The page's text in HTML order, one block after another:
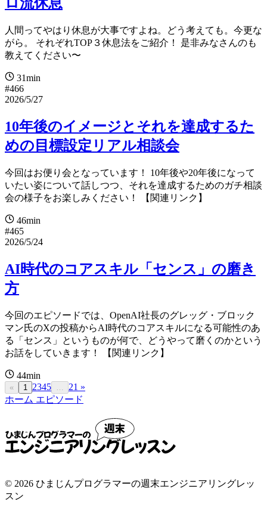
人間ってやはり休息が大事ですよね。どう考えても。今更な
がら。 それぞれTOP３休息法をご紹介！ 是非みなさんのも
教えてください〜
31min
#466
2026/5/27
10年後のイメージとそれを達成するた
めの目標設定リアル相談会
今回はお便り会となっています！ 10年後や20年後になって
いたい姿について話しつつ、それを達成するためのガチ相談
会の様子をお楽しみください！ 【関連リンク】
46min
#465
2026/5/24
AI時代のコアスキル「センス」の磨き
方
今回のエピソードでは、OpenAI社長のグレッグ・ブロック
マン氏のXの投稿からAI時代のコアスキルになる可能性のあ
る「センス」というものが何で、どうやって磨くのかという
お話をしていきます！ 【関連リンク】
44min
« 1 2345 21 »
ホーム エピソード
© 2026 ひまじんプログラマーの週末エンジニアリングレッ
スン